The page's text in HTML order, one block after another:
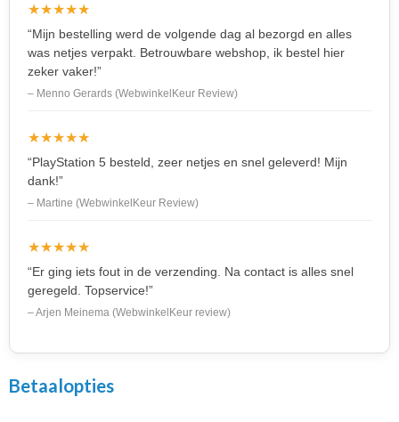
★★★★★
“Mijn bestelling werd de volgende dag al bezorgd en alles
was netjes verpakt. Betrouwbare webshop, ik bestel hier
zeker vaker!”
– Menno Gerards (WebwinkelKeur Review)
★★★★★
“PlayStation 5 besteld, zeer netjes en snel geleverd! Mijn
dank!”
– Martine (WebwinkelKeur Review)
★★★★★
“Er ging iets fout in de verzending. Na contact is alles snel
geregeld. Topservice!”
– Arjen Meinema (WebwinkelKeur review)
Betaalopties